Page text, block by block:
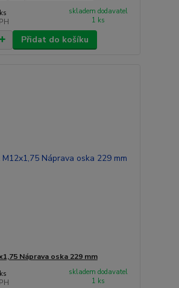
skladem dodavatel
1 ks
Přidat do košíku
Náprava oska 229 mm
skladem dodavatel
1 ks